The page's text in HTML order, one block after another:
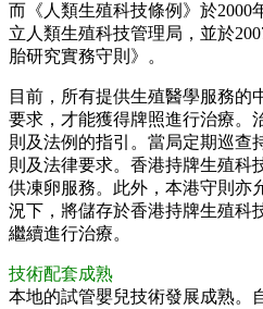
而《人類生殖科技條例》於2000
立人類生殖科技管理局，並於
胎研究實務守則》。
目前，所有提供生殖醫學服務的
要求，才能獲得牌照進行治療。
則及法例的指引。當局定期巡查
則及法律要求。香港持牌生殖科
供凍卵服務。此外，本港守則亦
況下，將儲存於香港持牌生殖科
繼續進行治療。
技術配套成熟
本地的試管嬰兒技術發展成熟。